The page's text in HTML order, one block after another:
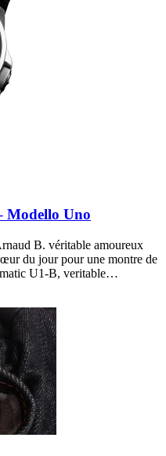
Modello Uno
B. véritable amoureux
du jour pour une montre de
U1-B, veritable…